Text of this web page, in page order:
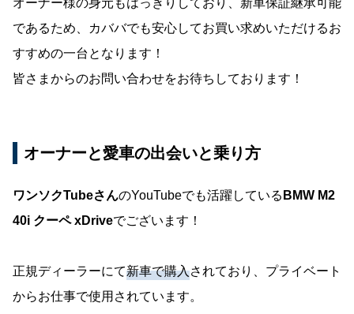
オーナー様の身元もはっきりしており、新車保証継承可能
であるため、カババでも安心してお買い求めいただけるお
すすめの一台となります！
皆さまからのお問い合わせをお待ちしております！
オーナーと愛車の出会いと乗り方
ワンソクTubeさんのYouTubeでも活躍している BMW M2
40i クーペ xDriveでございます！
正規ディーラーにて新車で購入されており、プライベート
からお仕事で使用されています。